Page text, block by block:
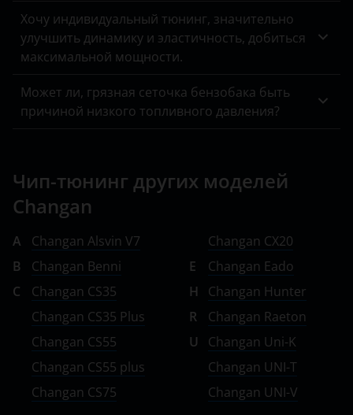
Хочу индивидуальный тюнинг, значительно
улучшить динамику и эластичность, добиться
максимальной мощности.
Может ли, грязная сеточка бензобака быть
причиной низкого топливного давления?
Чип-тюнинг других моделей
Changan
A
Changan Alsvin V7
B
Changan Benni
C
Changan CS35
Changan CS35 Plus
Changan CS55
Changan CS55 plus
Changan CS75
Changan CX20
E
Changan Eado
H
Changan Hunter
R
Changan Raeton
U
Changan Uni-K
Changan UNI-T
Changan UNI-V